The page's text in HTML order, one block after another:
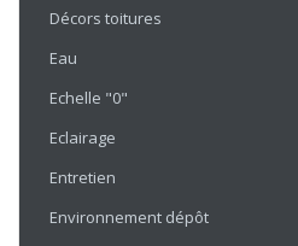
Décors toitures
Eau
Echelle "0"
Eclairage
Entretien
Environnement dépôt